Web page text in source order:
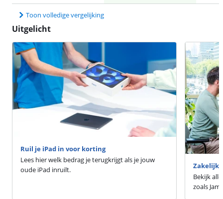
Toon volledige vergelijking
Uitgelicht
Ruil je iPad in voor korting
Lees hier welk bedrag je terugkrijgt als je jouw
oude iPad inruilt.
Bekijk
zoals